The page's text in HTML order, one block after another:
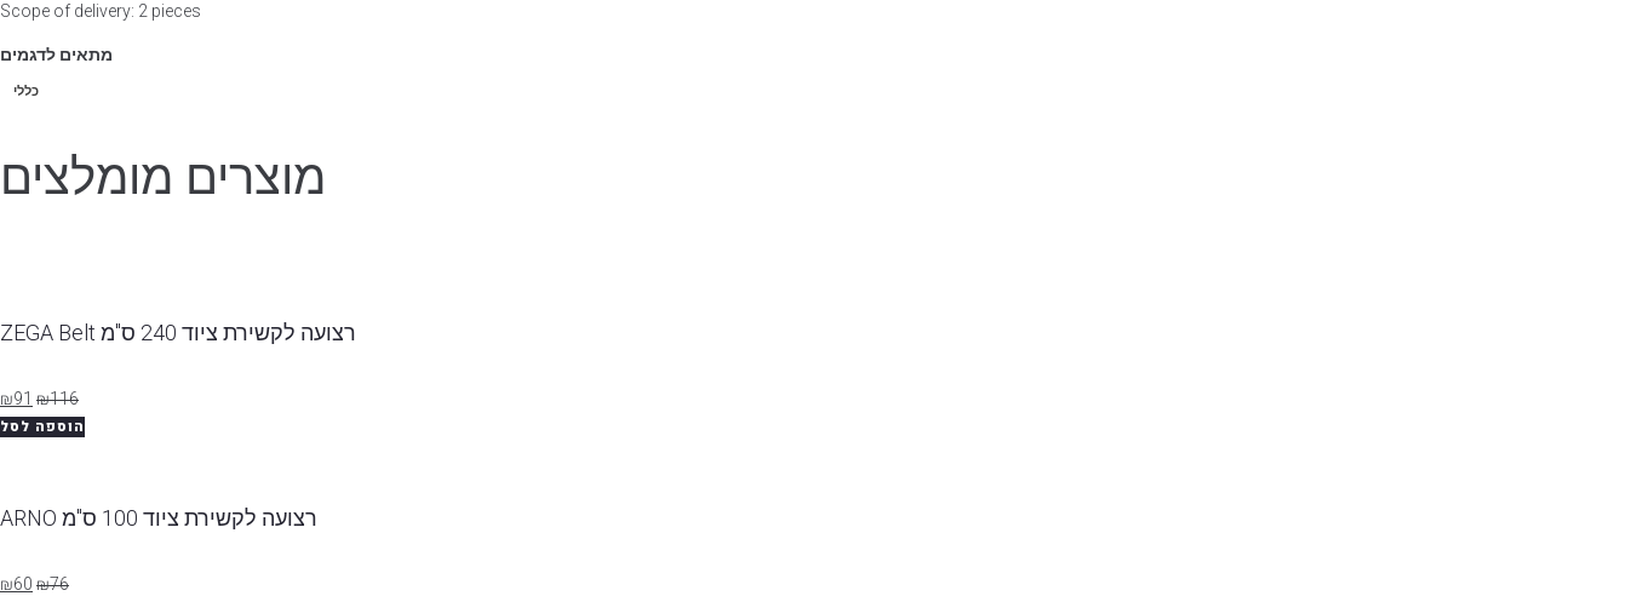
Scope of delivery: 2 pieces
מתאים לדגמים
כללי
מוצרים מומלצים
רצועה לקשירת ציוד 240 ס"מ ZEGA Belt
₪116
₪91
הוספה לסל
רצועה לקשירת ציוד 100 ס"מ ARNO
₪76
₪60